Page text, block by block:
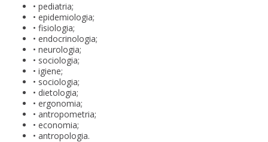
• pediatria;
• epidemiologia;
• fisiologia;
• endocrinologia;
• neurologia;
• sociologia;
• igiene;
• sociologia;
• dietologia;
• ergonomia;
• antropometria;
• economia;
• antropologia.